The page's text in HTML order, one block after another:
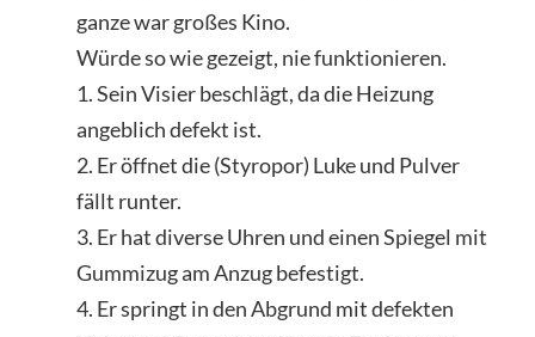
ganze war großes Kino.
Würde so wie gezeigt, nie funktionieren.
1. Sein Visier beschlägt, da die Heizung
angeblich defekt ist.
2. Er öffnet die (Styropor) Luke und Pulver
fällt runter.
3. Er hat diverse Uhren und einen Spiegel mit
Gummizug am Anzug befestigt.
4. Er springt in den Abgrund mit defekten